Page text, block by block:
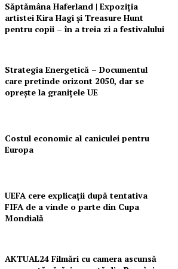
Săptămâna Haferland | Expoziţia
artistei Kira Hagi şi Treasure Hunt
pentru copii – în a treia zi a festivalului
Strategia Energetică – Documentul
care pretinde orizont 2050, dar se
oprește la granițele UE
Costul economic al caniculei pentru
Europa
UEFA cere explicații după tentativa
FIFA de a vinde o parte din Cupa
Mondială
AKTUAL24 Filmări cu camera ascunsă